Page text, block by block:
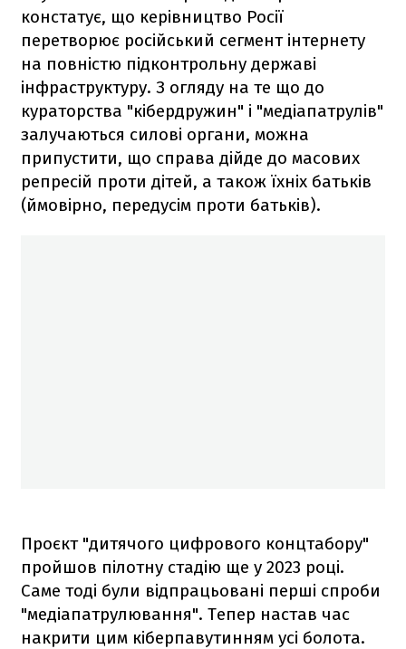
констатує, що керівництво Росії
перетворює російський сегмент інтернету
на повністю підконтрольну державі
інфраструктуру. З огляду на те що до
кураторства "кібердружин" і "медіапатрулів"
залучаються силові органи, можна
припустити, що справа дійде до масових
репресій проти дітей, а також їхніх батьків
(ймовірно, передусім проти батьків).
Проєкт "дитячого цифрового концтабору"
пройшов пілотну стадію ще у 2023 році.
Саме тоді були відпрацьовані перші спроби
"медіапатрулювання". Тепер настав час
накрити цим кіберпавутинням усі болота.